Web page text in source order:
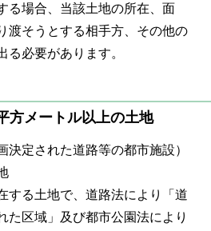
る場合、当該土地の所在、面
渡そうとする相手方、その他の
る必要があります。
方メートル以上の土地
決定された道路等の都市施設）
る土地で、道路法により「道
た区域」及び都市公園法により